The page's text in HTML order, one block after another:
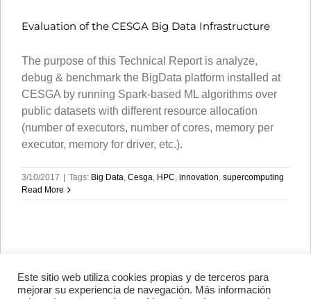
Evaluation of the CESGA Big Data Infrastructure
The purpose of this Technical Report is analyze,
debug & benchmark the BigData platform installed at
CESGA by running Spark-based ML algorithms over
public datasets with different resource allocation
(number of executors, number of cores, memory per
executor, memory for driver, etc.).
3/10/2017 | Tags: Big Data Cesga HPC innovation supercomputing
Read More
Avenida de Vigo, s/n 15705
Santiago de Compostela, A
Este sitio web utiliza cookies propias y de terceros para
mejorar su experiencia de navegación. Más información